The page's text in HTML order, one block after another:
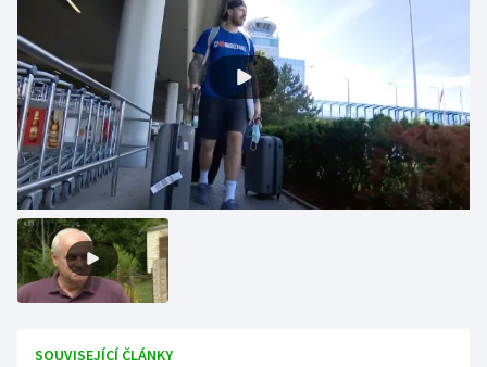
SOUVISEJÍCÍ ČLÁNKY